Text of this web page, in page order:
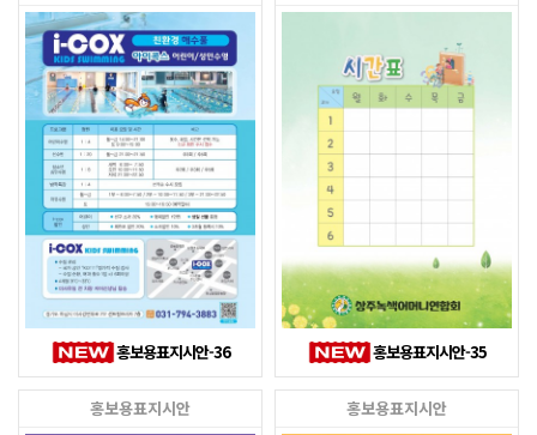
홍보용표지시안-36 홍보용표지시안-35
홍보용표지시안 홍보용표지시안